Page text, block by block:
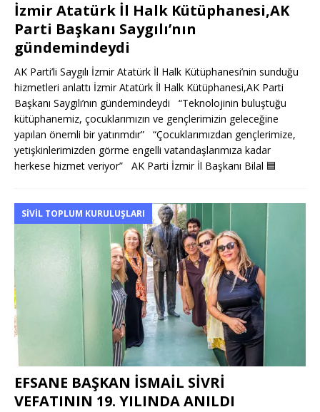
İzmir Atatürk İl Halk Kütüphanesi,AK
Parti Başkanı Saygılı’nın
gündemindeydi
AK Parti’li Saygılı İzmir Atatürk İl Halk Kütüphanesi’nin sunduğu
hizmetleri anlattı İzmir Atatürk İl Halk Kütüphanesi,AK Parti
Başkanı Saygılı’nın gündemindeydi “Teknolojinin buluştuğu
kütüphanemiz, çocuklarımızın ve gençlerimizin geleceğine
yapılan önemli bir yatırımdır” “Çocuklarımızdan gençlerimize,
yetişkinlerimizden görme engelli vatandaşlarımıza kadar
herkese hizmet veriyor” AK Parti İzmir İl Başkanı Bilal 🟦
SIVIL TOPLUM KURULUŞLARI
EFSANE BAŞKAN İSMAİL SİVRİ
VEFATININ 19. YILINDA ANILDI